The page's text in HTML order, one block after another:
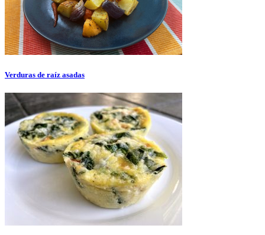
Verduras de raíz asadas